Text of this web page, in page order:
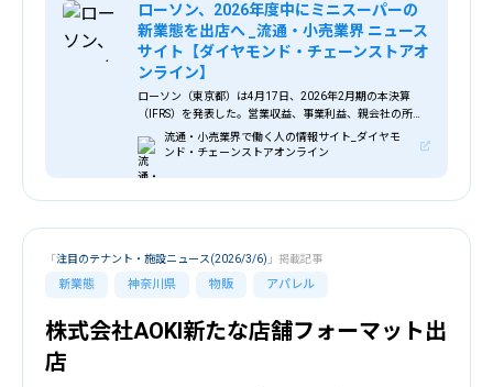
ローソン、2026年度中にミニスーパーの
新業態を出店へ _流通・小売業界 ニュース
サイト【ダイヤモンド・チェーンストアオ
ンライン】
ローソン（東京都）は4月17日、2026年2月期の本決算
（IFRS）を発表した。営業収益、事業利益、親会社の所有
者に帰属する当期利益はすべて過去最高を更新。国内 _ ロ
ーソン、2026年度中にミニスーパーの新業態を出店へ _ 流
通・小売業界で働く人の情報サイト_ダイヤモンド・チェー
流通・小売業界で働く人の情報サイト_ダイヤモ
ンド・チェーンストアオンライン
新業態 神奈川県 物販 アパレル
「注目のテナント・施設ニュース(2026/3/6) 」掲載記事
株式会社AOKI新たな店舗フォーマット出
店